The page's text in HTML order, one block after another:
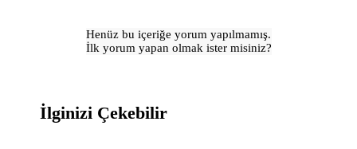
Henüz bu içeriğe yorum yapılmamış.
İlk yorum yapan olmak ister misiniz?
İlginizi Çekebilir